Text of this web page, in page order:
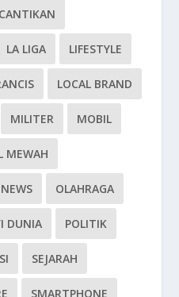
LA LIGA LIFESTYLE
LOCAL BRAND
MILITER MOBIL
MEWAH
NEWS OLAHRAGA
DUNIA POLITIK
SEJARAH
SMARTPHONE